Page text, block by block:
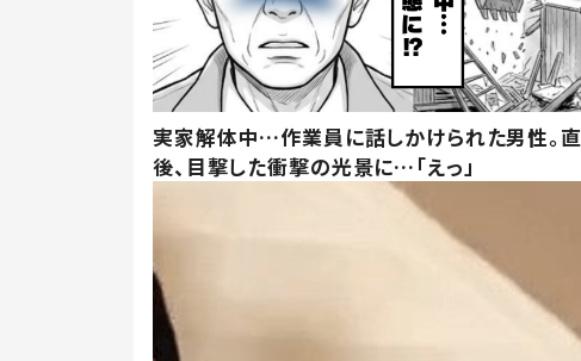
実家解体中…作業員に話しかけられた男性。直
後、目撃した衝撃の光景に…「えっ」